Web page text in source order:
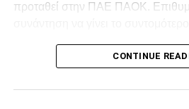
προταθεί στην ΠΑΕ ΠΑΟΚ.
Facebook
Twitter
Email
CONTINUE